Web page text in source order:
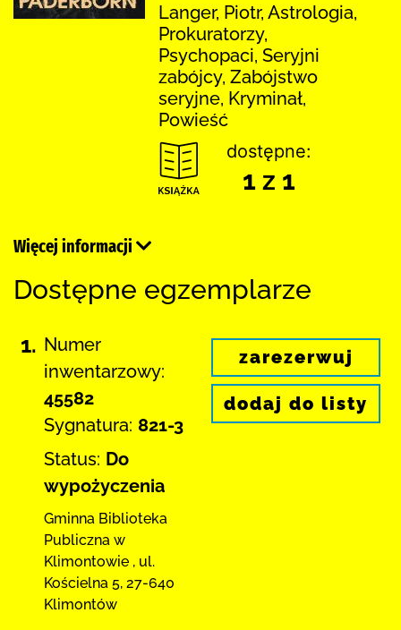
Langer, Piotr, Astrologia,
Prokuratorzy,
Psychopaci, Seryjni
zabójcy, Zabójstwo
seryjne, Kryminał,
Powieść
dostępne:
1 z 1
Więcej informacji
Dostępne egzemplarze
1. Numer
inwentarzowy:
45582
Sygnatura: 821-3
Status: Do
wypożyczenia
Gminna Biblioteka
Publiczna w
Klimontowie , ul.
Kościelna 5, 27-640
Klimontów
zarezerwuj
dodaj do listy